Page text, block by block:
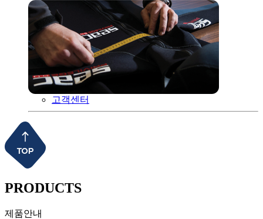
고객센터
PRODUCTS
제품안내